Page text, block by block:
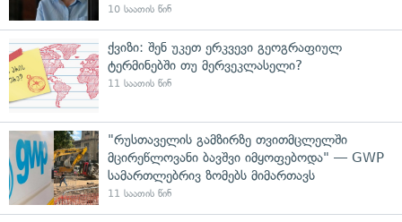
10 საათის წინ
ქვიზი: შენ უკეთ ერკვევი გეოგრაფიულ
ტერმინებში თუ მერვეკლასელი?
11 საათის წინ
"რუსთაველის გამზირზე თვითმცლელში
მცირეწლოვანი ბავშვი იმყოფებოდა" — GWP
სამართლებრივ ზომებს მიმართავს
11 საათის წინ